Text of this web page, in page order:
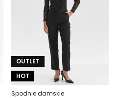
OUTLET
HOT
Spodnie damskie